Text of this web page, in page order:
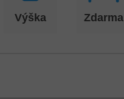
Výška Zdarma